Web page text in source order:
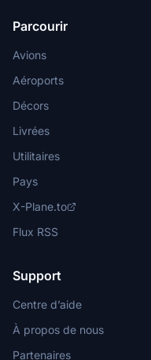
Parcourir
Avions
Aéroports
Décors
Livrées
Utilitaires
Pays
X-Plane.to
Flux RSS
Support
Centre d’aide
À propos de nous
Partenaires